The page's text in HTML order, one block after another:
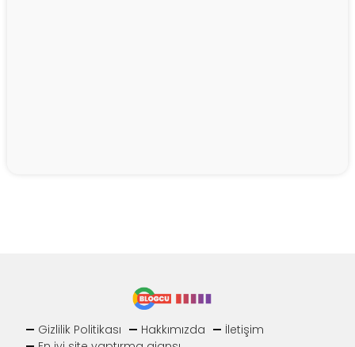
Gizlilik Politikası Hakkımızda
İletişim